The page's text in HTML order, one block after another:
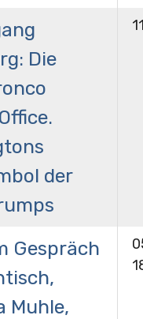
Die
der
Gespräch
Muhle,